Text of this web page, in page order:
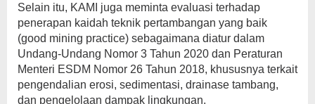
Selain itu, KAMI juga meminta evaluasi terhadap
penerapan kaidah teknik pertambangan yang baik
(good mining practice) sebagaimana diatur dalam
Undang-Undang Nomor 3 Tahun 2020 dan Peraturan
Menteri ESDM Nomor 26 Tahun 2018, khususnya terkait
pengendalian erosi, sedimentasi, drainase tambang,
dan pengelolaan dampak lingkungan.